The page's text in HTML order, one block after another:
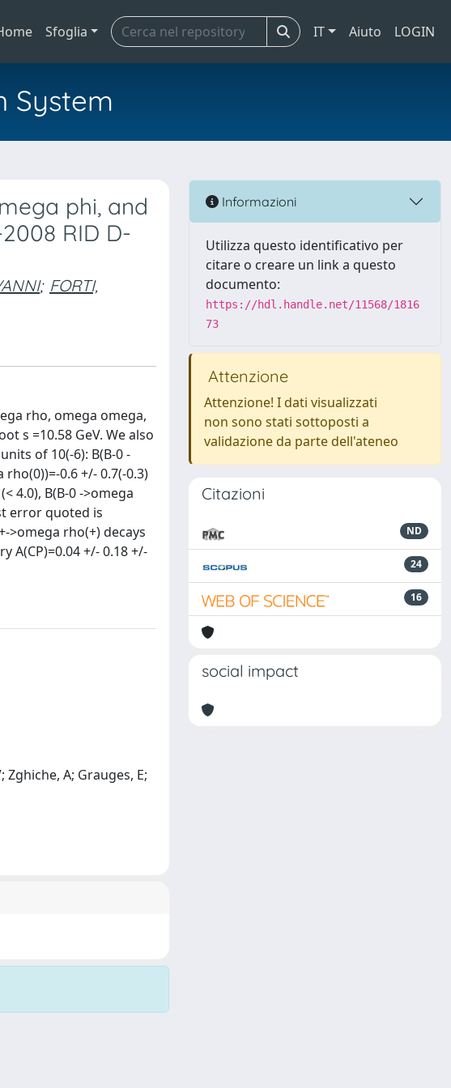
Sfoglia IT Aiuto LOGIN
System
phi, and
RID D-
; FORTI,
rho, omega omega,
s =10.58 GeV. We also
of 10(-6): B(B-0 -
rho(0))=-0.6 +/- 0.7(-0.3)
4.0), B(B-0 ->omega
error quoted is
>omega rho(+) decays
A(CP)=0.04 +/- 0.18 +/-
Zghiche, A; Grauges, E;
Informazioni
Utilizza questo identificativo per
citare o creare un link a questo
documento:
https://hdl.handle.net/11568/1816
73
Attenzione
Attenzione! I dati visualizzati
non sono stati sottoposti a
validazione da parte dell'ateneo
Citazioni
ND
24
16
social impact